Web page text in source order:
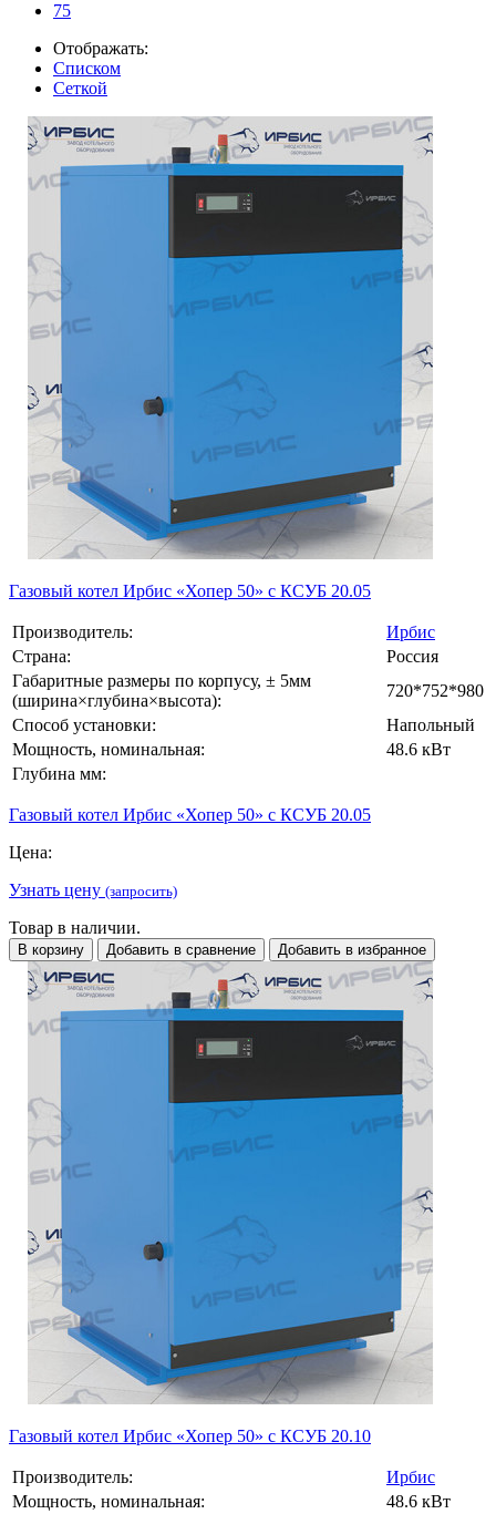
75
Отображать:
Списком
Сеткой
Газовый котел Ирбис «Хопер 50» с КСУБ 20.05
Производитель:
Ирбис
Страна:
Россия
Габаритные размеры по корпусу, ± 5мм
(ширина×глубина×высота):
720*752*980
Способ установки:
Напольный
Мощность, номинальная:
48.6 кВт
Глубина мм:
Газовый котел Ирбис «Хопер 50» с КСУБ 20.05
Цена:
Узнать цену (запросить)
Товар в наличии.
В корзину Добавить в сравнение Добавить в избранное
Газовый котел Ирбис «Хопер 50» с КСУБ 20.10
Производитель:
Ирбис
Мощность, номинальная:
48.6 кВт